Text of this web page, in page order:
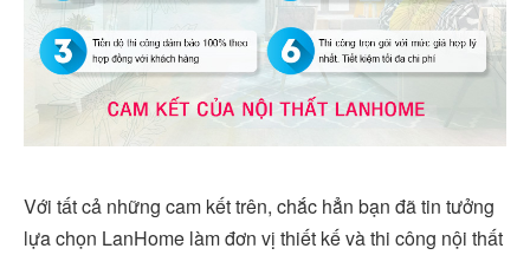
Với tất cả những cam kết trên, chắc hẳn bạn đã tin tưởng
lựa chọn LanHome làm đơn vị thiết kế và thi công nội thất